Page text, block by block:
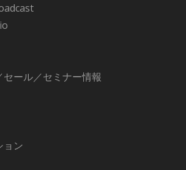
ール／セミナー情報
ョン